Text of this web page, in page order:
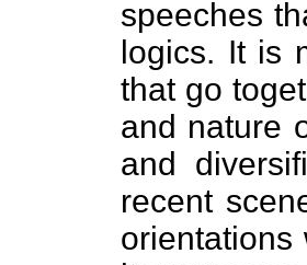
speeches
logics. It is
that go
and nature
and
recent
orientations